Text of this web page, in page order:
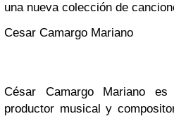
una nueva colección de
Cesar Camargo Mariano
César Camargo Mariano es
productor musical y